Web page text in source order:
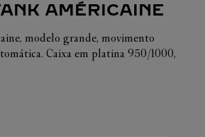
AMÉRICAINE
modelo grande, movimento
Caixa em platina 950/1000,
de ovo, ponteiros em aço prateado em
fivela dobrável em ouro branco